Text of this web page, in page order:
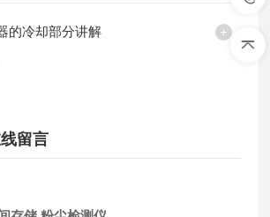
的冷却部分讲解
留言